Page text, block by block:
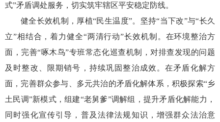
式”矛盾调处服务，切实筑牢辖区平安稳定防线。
健全长效机制，厚植“民生温度”。坚持“当下改”与“长久
立”相结合，着力健全“两清行动”长效机制。在环境整治方
面，完善“啄木鸟”专班常态化巡查机制，对排查发现的问题
及时整改、限期销号，持续巩固整治成效。在矛盾化解方
面，完善群众参与、多元共治的矛盾化解体系，积极探索“乡
土民调”新模式，组建“老舅爹”调解组，提升矛盾化解能力，
同时强化宣传引导，普及法律法规知识，增强群众法治意